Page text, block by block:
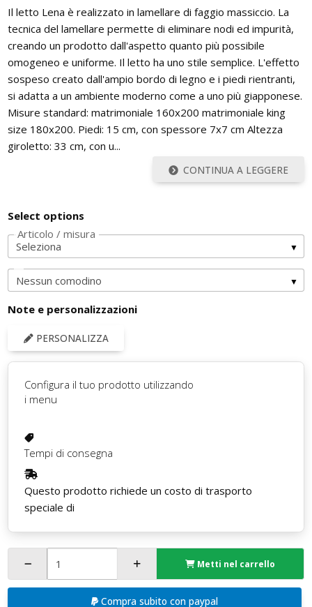
Il letto Lena è realizzato in lamellare di faggio massiccio. La
tecnica del lamellare permette di eliminare nodi ed impurità,
creando un prodotto dall'aspetto quanto più possibile
omogeneo e uniforme. Il letto ha uno stile semplice. L'effetto
sospeso creato dall'ampio bordo di legno e i piedi rientranti,
si adatta a un ambiente moderno come a uno più giapponese.
Misure standard: matrimoniale 160x200 matrimoniale king
size 180x200. Piedi: 15 cm, con spessore 7x7 cm Altezza
giroletto: 33 cm, con u...
CONTINUA A LEGGERE
Select options
Articolo / misura
Note e personalizzazioni
PERSONALIZZA
Configura il tuo prodotto utilizzando
i menu
Tempi di consegna
Questo prodotto richiede un costo di trasporto
speciale di
Metti nel carrello
Compra subito con paypal